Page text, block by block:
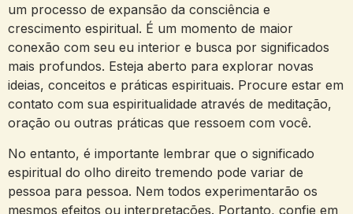
um⁢ processo de ‌expansão ⁣da consciência e
crescimento‌ espiritual. É ⁢um momento de ⁣maior
conexão com seu eu interior e ‌busca por significados
mais profundos. ‍Esteja aberto⁣ para​ explorar novas
ideias, conceitos e práticas espirituais. ​Procure estar em
contato‍ com sua espiritualidade através de meditação,
oração ou⁢ outras práticas⁢ que ressoem ⁤com você.
No entanto, é importante lembrar ‌que o significado
espiritual do olho direito tremendo pode variar de
pessoa para ⁢pessoa. Nem todos experimentarão os
mesmos efeitos ou ​interpretações. ‌Portanto, confie em